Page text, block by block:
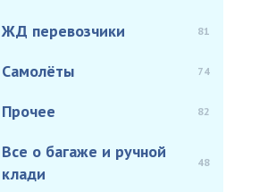
ЖД перевозчики 81
Самолёты 74
Прочее 82
Все о багаже и ручной
клади
48